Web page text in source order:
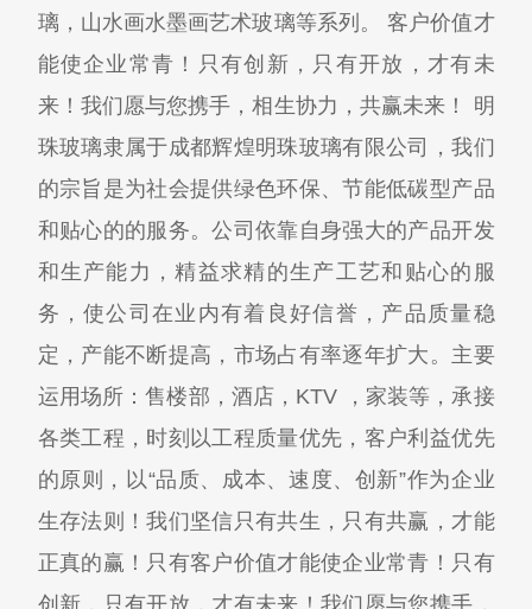
璃，山水画水墨画艺术玻璃等系列。 客户价值才
能使企业常青！只有创新，只有开放，才有未
来！我们愿与您携手，相生协力，共赢未来！ 明
珠玻璃隶属于成都辉煌明珠玻璃有限公司，我们
的宗旨是为社会提供绿色环保、节能低碳型产品
和贴心的的服务。公司依靠自身强大的产品开发
和生产能力，精益求精的生产工艺和贴心的服
务，使公司在业内有着良好信誉，产品质量稳
定，产能不断提高，市场占有率逐年扩大。主要
运用场所：售楼部，酒店，KTV ，家装等，承接
各类工程，时刻以工程质量优先，客户利益优先
的原则，以“品质、成本、速度、创新”作为企业
生存法则！我们坚信只有共生，只有共赢，才能
正真的赢！只有客户价值才能使企业常青！只有